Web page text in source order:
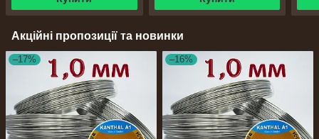
Акційні пропозиції та новинки
–17% –16%